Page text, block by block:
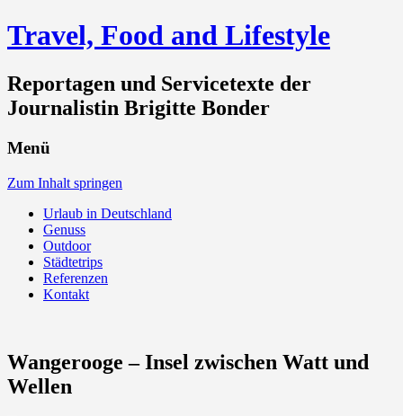
Travel, Food and Lifestyle
Reportagen und Servicetexte der
Journalistin Brigitte Bonder
Menü
Zum Inhalt springen
Urlaub in Deutschland
Genuss
Outdoor
Städtetrips
Referenzen
Kontakt
Wangerooge – Insel zwischen Watt und
Wellen